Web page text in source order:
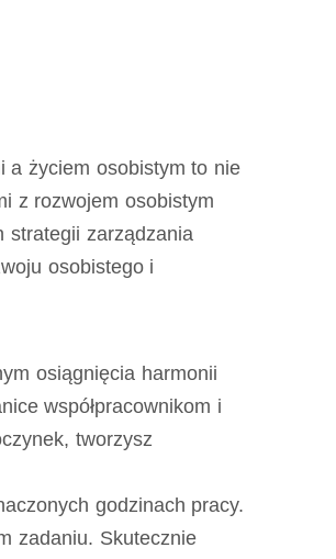
a życiem osobistym to nie
z rozwojem osobistym
strategii zarządzania
osobistego i
osiągnięcia harmonii
współpracownikom i
tworzysz
godzinach pracy.
zadaniu. Skutecznie